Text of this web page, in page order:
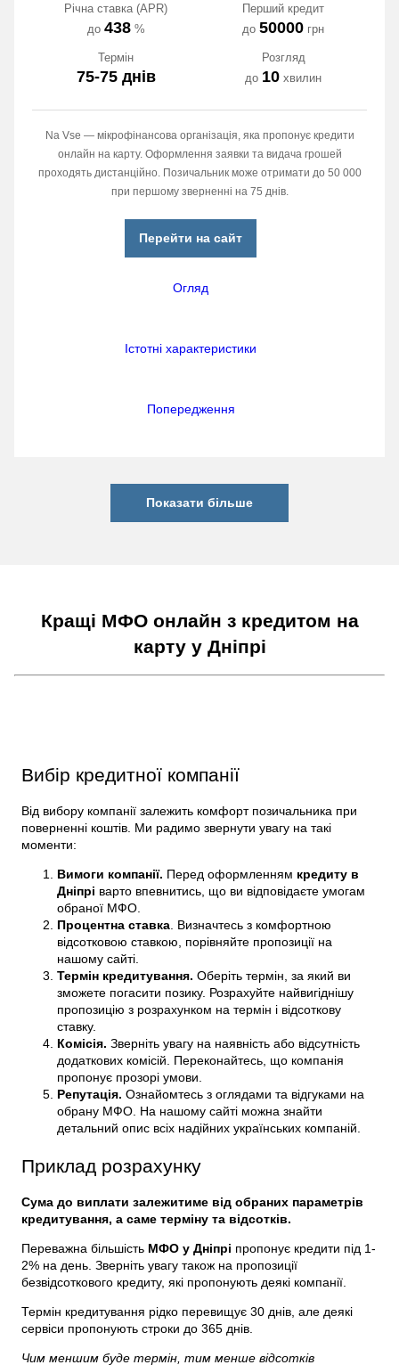
Річна ставка (APR)
до 438%
Перший кредит
до 50000 грн
Термін
75-75 днів
Розгляд
до 10 хвилин
Na Vse — мікрофінансова організація, яка пропонує кредити
онлайн на карту. Оформлення заявки та видача грошей
проходять дистанційно. Позичальник може отримати до 50 000
при першому зверненні на 75 днів.
Перейти на сайт
Огляд
Істотні характеристики
Попередження
Показати більше
Кращі МФО онлайн з кредитом на
карту у Дніпрі
Вибір кредитної компанії
Від вибору компанії залежить комфорт позичальника при
поверненні коштів. Ми радимо звернути увагу на такі
моменти:
Вимоги компанії. Перед оформленням кредиту в
Дніпрі варто впевнитись, що ви відповідаєте умогам
обраної МФО.
Процентна ставка. Визначтесь з комфортною
відсотковою ставкою, порівняйте пропозиції на
нашому сайті.
Термін кредитування. Оберіть термін, за який ви
зможете погасити позику. Розрахуйте найвигіднішу
пропозицію з розрахунком на термін і відсоткову
ставку.
Комісія. Зверніть увагу на наявність або відсутність
додаткових комісій. Переконайтесь, що компанія
пропонує прозорі умови.
Репутація. Ознайомтесь з оглядами та відгуками на
обрану МФО. На нашому сайті можна знайти
детальний опис всіх надійних українських компаній.
Приклад розрахунку
Сума до виплати залежитиме від обраних параметрів
кредитування, а саме терміну та відсотків.
Переважна більшість МФО у Дніпрі пропонує кредити під 1-
2% на день. Зверніть увагу також на пропозиції
безвідсоткового кредиту, які пропонують деякі компанії.
Термін кредитування рідко перевищує 30 днів, але деякі
сервіси пропонують строки до 365 днів.
Чим меншим буде термін, тим менше відсотків